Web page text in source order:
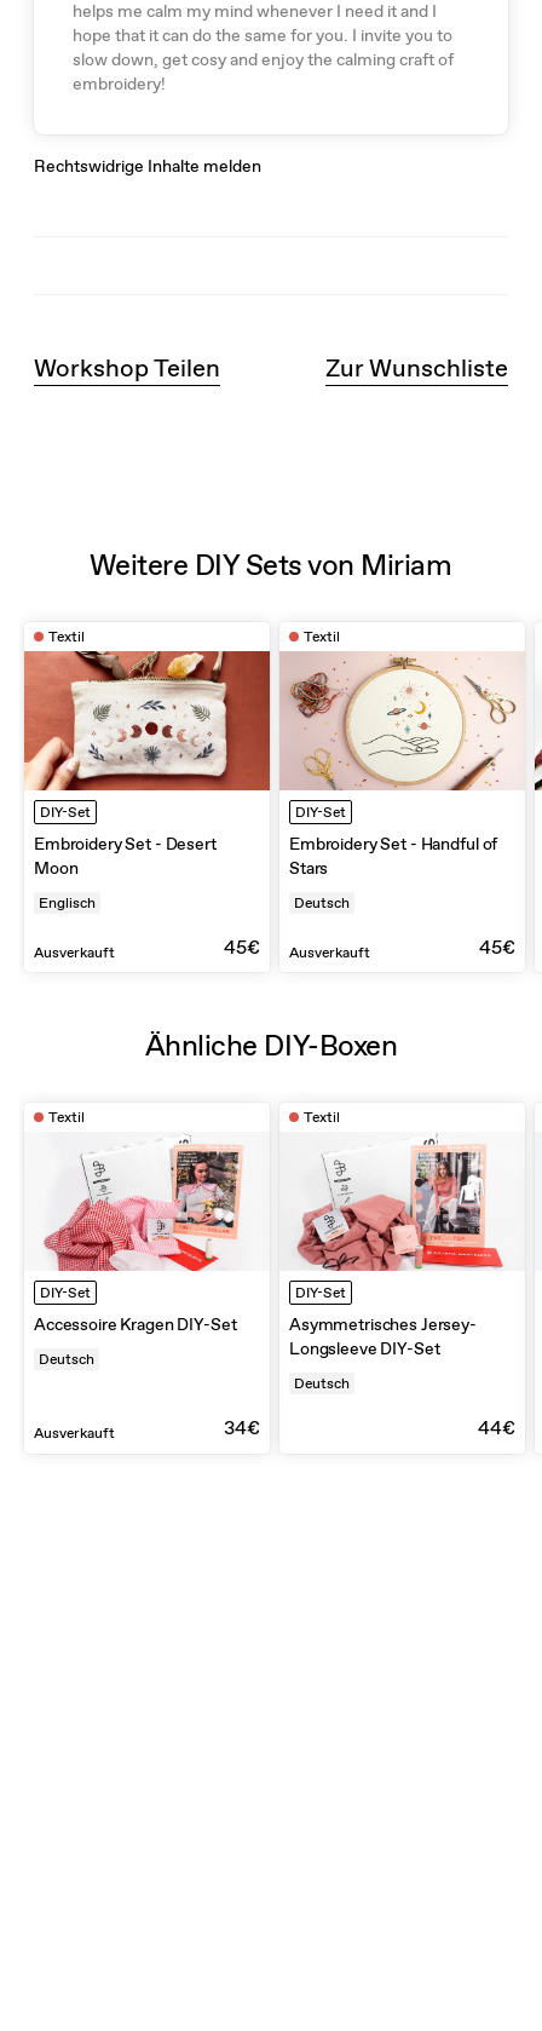
helps me calm my mind whenever I need it and I
hope that it can do the same for you. I invite you to
slow down, get cosy and enjoy the calming craft of
embroidery!
Rechtswidrige Inhalte melden
Workshop Teilen Zur Wunschliste
Weitere DIY Sets von Miriam
Textil
DIY-Set
Embroidery Set - Desert
Moon
Englisch
Ausverkauft 45€
Textil
DIY-Set
Embroidery Set - Handful of
Stars
Deutsch
Ausverkauft 45€
Ähnliche DIY-Boxen
Textil
DIY-Set
Accessoire Kragen DIY-Set
Deutsch
Ausverkauft 34€
Textil
DIY-Set
Asymmetrisches Jersey-
Longsleeve DIY-Set
Deutsch
44€